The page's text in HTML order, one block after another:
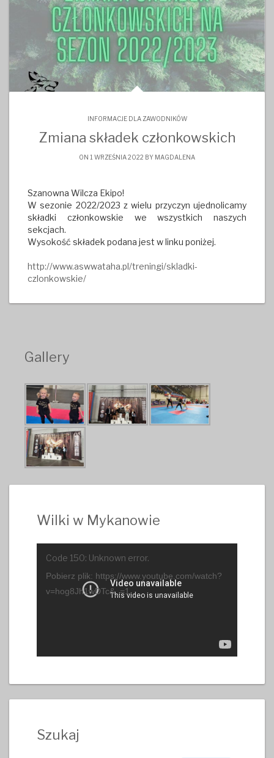
INFORMACJE DLA ZAWODNIKÓW
Zmiana składek członkowskich
ON 1 WRZEŚNIA 2022 BY MAGDALENA
Szanowna Wilcza Ekipo!
W sezonie 2022/2023 z wielu przyczyn ujednolicamy
składki członkowskie we wszystkich naszych
sekcjach.
Wysokość składek podana jest w linku poniżej.
http://www.aswwataha.pl/treningi/skladki-
czlonkowskie/
Gallery
Wilki w Mykanowie
Code 150: Unknown error.
Pobierz plik: https://www.youtube.com/watch?
v=hog8Jh1wDTc&_=1
Szukaj